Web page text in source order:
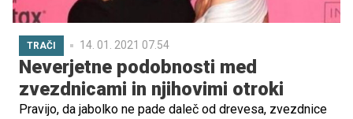
TRAČI 14. 01. 2021 07.54
Neverjetne podobnosti med
zvezdnicami in njihovimi otroki
Pravijo, da jabolko ne pade daleč od drevesa, zvezdnice